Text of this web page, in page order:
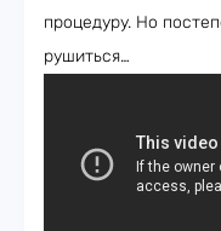
процедуру. Но
рушиться…